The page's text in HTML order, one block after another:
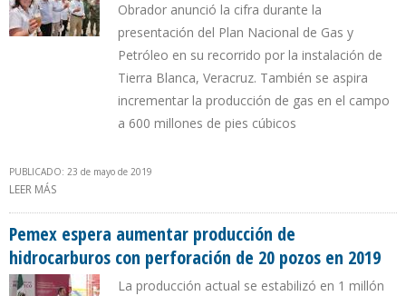
Obrador anunció la cifra durante la
presentación del Plan Nacional de Gas y
Petróleo en su recorrido por la instalación de
Tierra Blanca, Veracruz. También se aspira
incrementar la producción de gas en el campo
a 600 millones de pies cúbicos
PUBLICADO: 23 de mayo de 2019
LEER MÁS
Pemex espera aumentar producción de
hidrocarburos con perforación de 20 pozos en 2019
La producción actual se estabilizó en 1 millón